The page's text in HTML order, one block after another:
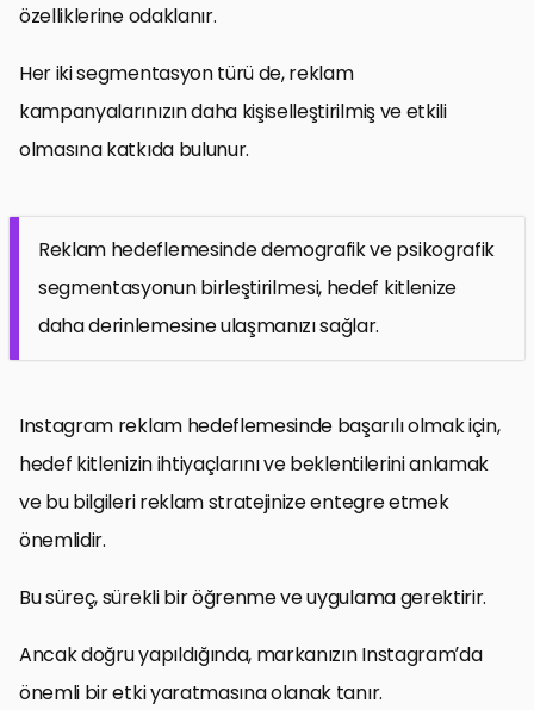
özelliklerine odaklanır.
Her iki segmentasyon türü de, reklam
kampanyalarınızın daha kişiselleştirilmiş ve etkili
olmasına katkıda bulunur.
Reklam hedeflemesinde demografik ve psikografik
segmentasyonun birleştirilmesi, hedef kitlenize
daha derinlemesine ulaşmanızı sağlar.
Instagram reklam hedeflemesinde başarılı olmak için,
hedef kitlenizin ihtiyaçlarını ve beklentilerini anlamak
ve bu bilgileri reklam stratejinize entegre etmek
önemlidir.
Bu süreç, sürekli bir öğrenme ve uygulama gerektirir.
Ancak doğru yapıldığında, markanızın Instagram’da
önemli bir etki yaratmasına olanak tanır.